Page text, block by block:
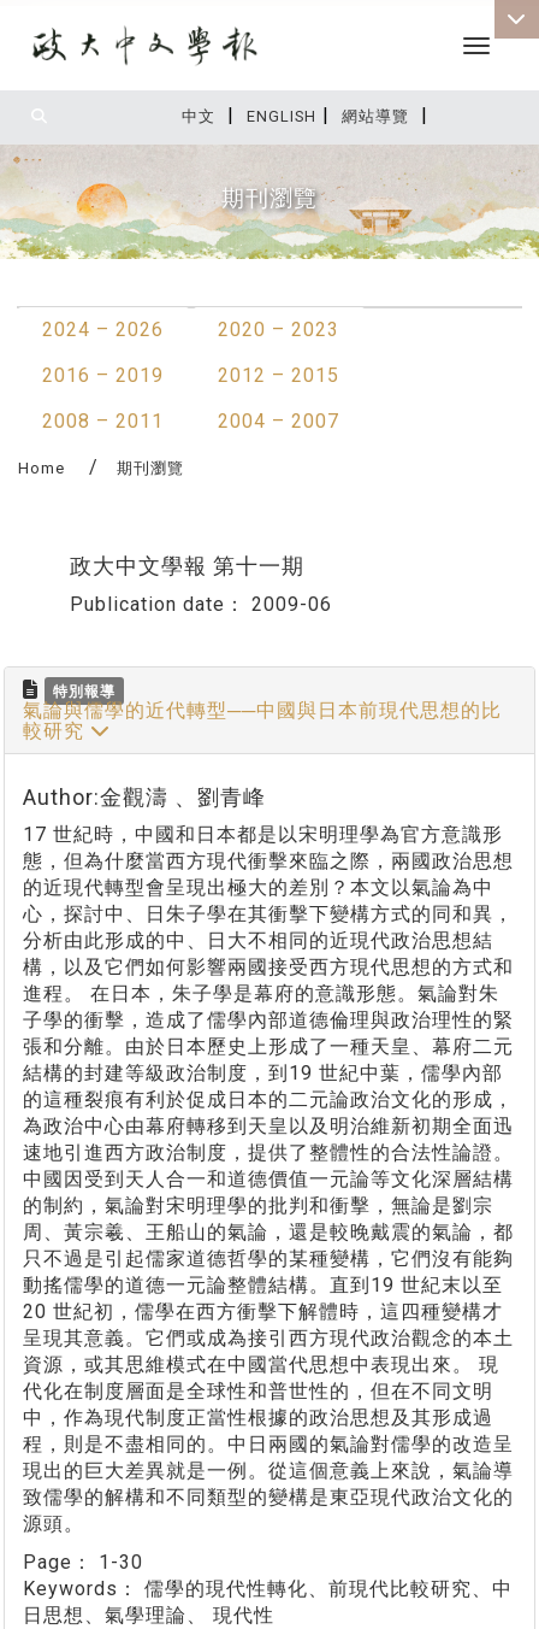
中文 | ENGLISH | 網站導覽 |
Toggle
期刊瀏覽
2024 – 2026
2020 – 2023
2016 – 2019
2012 – 2015
2008 – 2011
2004 – 2007
Home 期刊瀏覽
政大中文學報 第十一期
Publication date： 2009-06
特別報導
氣論與儒學的近代轉型──中國與日本前現代思想的比
較研究
Author:金觀濤 、劉青峰
17 世紀時，中國和日本都是以宋明理學為官方意識形
態，但為什麼當西方現代衝擊來臨之際，兩國政治思想
的近現代轉型會呈現出極大的差別？本文以氣論為中
心，探討中、日朱子學在其衝擊下變構方式的同和異，
分析由此形成的中、日大不相同的近現代政治思想結
構，以及它們如何影響兩國接受西方現代思想的方式和
進程。 在日本，朱子學是幕府的意識形態。氣論對朱
子學的衝擊，造成了儒學內部道德倫理與政治理性的緊
張和分離。由於日本歷史上形成了一種天皇、幕府二元
結構的封建等級政治制度，到19 世紀中葉，儒學內部
的這種裂痕有利於促成日本的二元論政治文化的形成，
為政治中心由幕府轉移到天皇以及明治維新初期全面迅
速地引進西方政治制度，提供了整體性的合法性論證。
中國因受到天人合一和道德價值一元論等文化深層結構
的制約，氣論對宋明理學的批判和衝擊，無論是劉宗
周、黃宗羲、王船山的氣論，還是較晚戴震的氣論，都
只不過是引起儒家道德哲學的某種變構，它們沒有能夠
動搖儒學的道德一元論整體結構。直到19 世紀末以至
20 世紀初，儒學在西方衝擊下解體時，這四種變構才
呈現其意義。它們或成為接引西方現代政治觀念的本土
資源，或其思維模式在中國當代思想中表現出來。 現
代化在制度層面是全球性和普世性的，但在不同文明
中，作為現代制度正當性根據的政治思想及其形成過
程，則是不盡相同的。中日兩國的氣論對儒學的改造呈
現出的巨大差異就是一例。從這個意義上來說，氣論導
致儒學的解構和不同類型的變構是東亞現代政治文化的
源頭。
Page： 1-30
Keywords： 儒學的現代性轉化、前現代比較研究、中
日思想、氣學理論、 現代性